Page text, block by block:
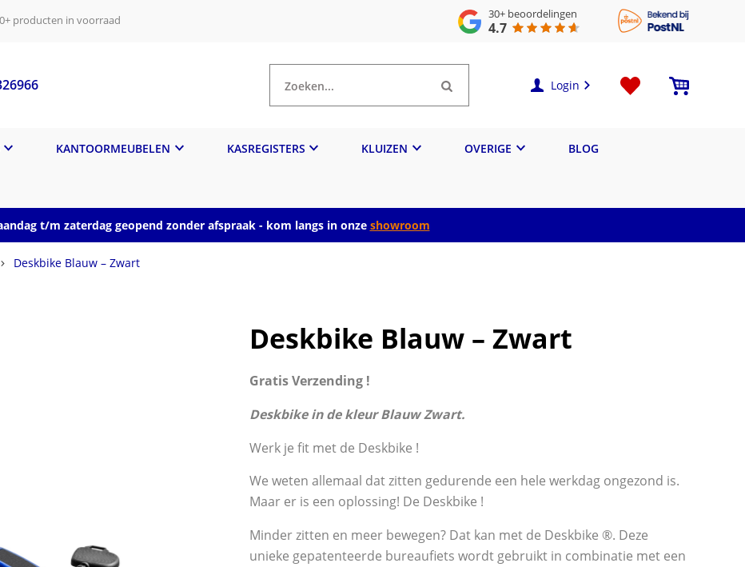
producten in voorraad 30+ beoordelingen
4.7
Zoeken... Login
KANTOORMEUBELEN KASREGISTERS KLUIZEN OVERIGE BLOG
t/m zaterdag geopend zonder afspraak - kom langs in onze showroom
Deskbike Blauw – Zwart
Deskbike Blauw – Zwart
Gratis Verzending !
Deskbike in de kleur Blauw Zwart.
Werk je fit met de Deskbike !
We weten allemaal dat zitten gedurende een hele werkdag ongezond is.
Maar er is een oplossing! De Deskbike !
Minder zitten en meer bewegen? Dat kan met de Deskbike ®. Deze
unieke gepatenteerde bureaufiets wordt gebruikt in combinatie met een